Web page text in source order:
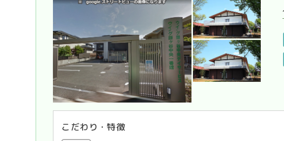
こだわり・特徴